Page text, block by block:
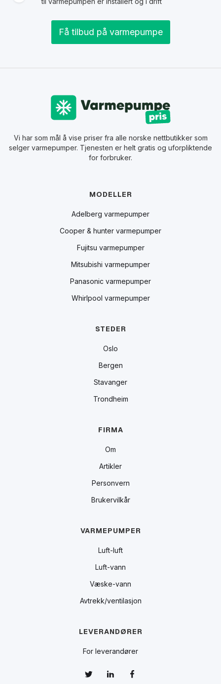
Få tilbud på varmepumpe
Vi har som mål å vise priser fra alle norske nettbutikker som
selger varmepumper. Tjenesten er helt gratis og uforpliktende
for forbruker.
MODELLER
Adelberg varmepumper
Cooper & hunter varmepumper
Fujitsu varmepumper
Mitsubishi varmepumper
Panasonic varmepumper
Whirlpool varmepumper
STEDER
Oslo
Bergen
Stavanger
Trondheim
FIRMA
Om
Artikler
Personvern
Brukervilkår
VARMEPUMPER
Luft-luft
Luft-vann
Væske-vann
Avtrekk/ventilasjon
LEVERANDØRER
For leverandører